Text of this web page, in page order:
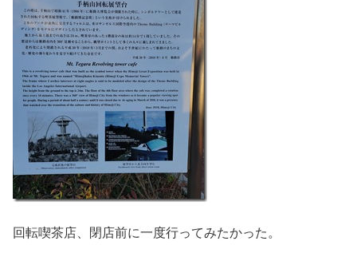
回転喫茶店、閉店前に一度行ってみたかった。